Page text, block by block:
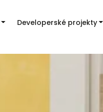
Developerské projekty